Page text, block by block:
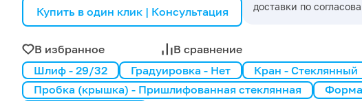
Купить в один клик | Консультация
В избранное В сравнение
доставки по
Шлиф - 29/32 Градуировка - Нет Кран - Стеклянный
Пробка (крышка) - Пришлифованная стеклянная
Форма